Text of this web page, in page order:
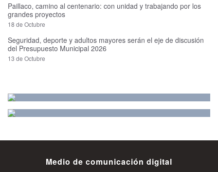
Paillaco, camino al centenario: con unidad y trabajando por los
grandes proyectos
18 de Octubre
Seguridad, deporte y adultos mayores serán el eje de discusión
del Presupuesto Municipal 2026
13 de Octubre
Medio de comunicación digital